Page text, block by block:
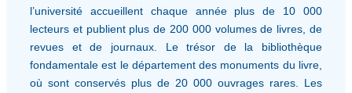
l’université accueillent chaque année plus de 10 000
lecteurs et publient plus de 200 000 volumes de livres, de
revues et de journaux. Le trésor de la bibliothèque
fondamentale est le département des monuments du livre,
où sont conservés plus de 20 000 ouvrages rares. Les